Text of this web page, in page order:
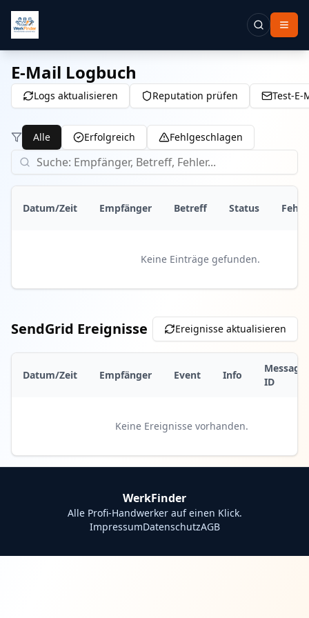
E-Mail Logbuch
Logs aktualisieren Reputation prüfen
Alle Erfolgreich Fehlgeschlagen
Datum/Zeit Empfänger Betreff Status
Keine Einträge gefunden.
SendGrid Ereignisse Ereignisse aktualisieren
Datum/Zeit Empfänger Event Info
Message-
ID
Keine Ereignisse vorhanden.
WerkFinder
Alle Profi-Handwerker auf einen Klick.
ImpressumDatenschutzAGB